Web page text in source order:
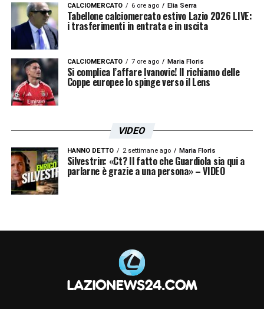
CALCIOMERCATO 6 ore ago Elia Serra
Tabellone calciomercato estivo Lazio 2026 LIVE:
i trasferimenti in entrata e in uscita
CALCIOMERCATO 7 ore ago Maria Floris
Si complica l’affare Ivanovic! Il richiamo delle
Coppe europee lo spinge verso il Lens
VIDEO
HANNO DETTO 2 settimane ago Maria Floris
Silvestrin: «Ct? Il fatto che Guardiola sia qui a
parlarne è grazie a una persona» – VIDEO